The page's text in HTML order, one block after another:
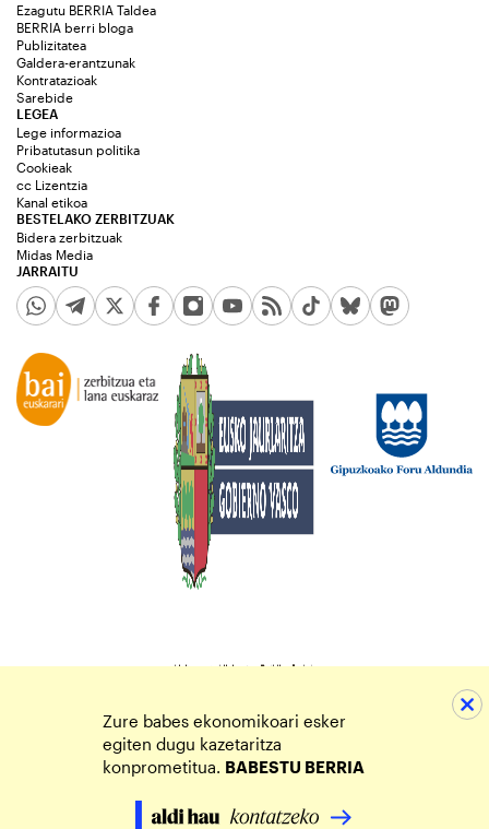
Ezagutu BERRIA Taldea
BERRIA berri bloga
Publizitatea
Galdera-erantzunak
Kontratazioak
Sarebide
JARRAITU
LEGEA
Lege informazioa
Pribatutasun politika
Cookieak
cc Lizentzia
Kanal etikoa
BESTELAKO ZERBITZUAK
Bidera zerbitzuak
Midas Media
Zure babes ekonomikoari esker
egiten dugu kazetaritza
konprometitua. BABESTU BERRIA